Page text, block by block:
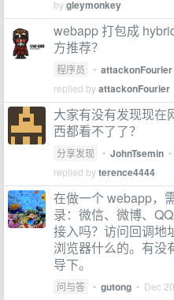
bygleymonkey
webapp 打包成
方推荐？
程序员 • attackonFourier
replied byattackonFourier
大家有没有发现现在
西都看不了了？
分享发现 • JohnTsemin •
replied byterence4444
在做一个 webapp，
录：微信、微博、
接入吗？访问回调地
浏览器什么的。有没
导下。
问与答 • gutong • Dec